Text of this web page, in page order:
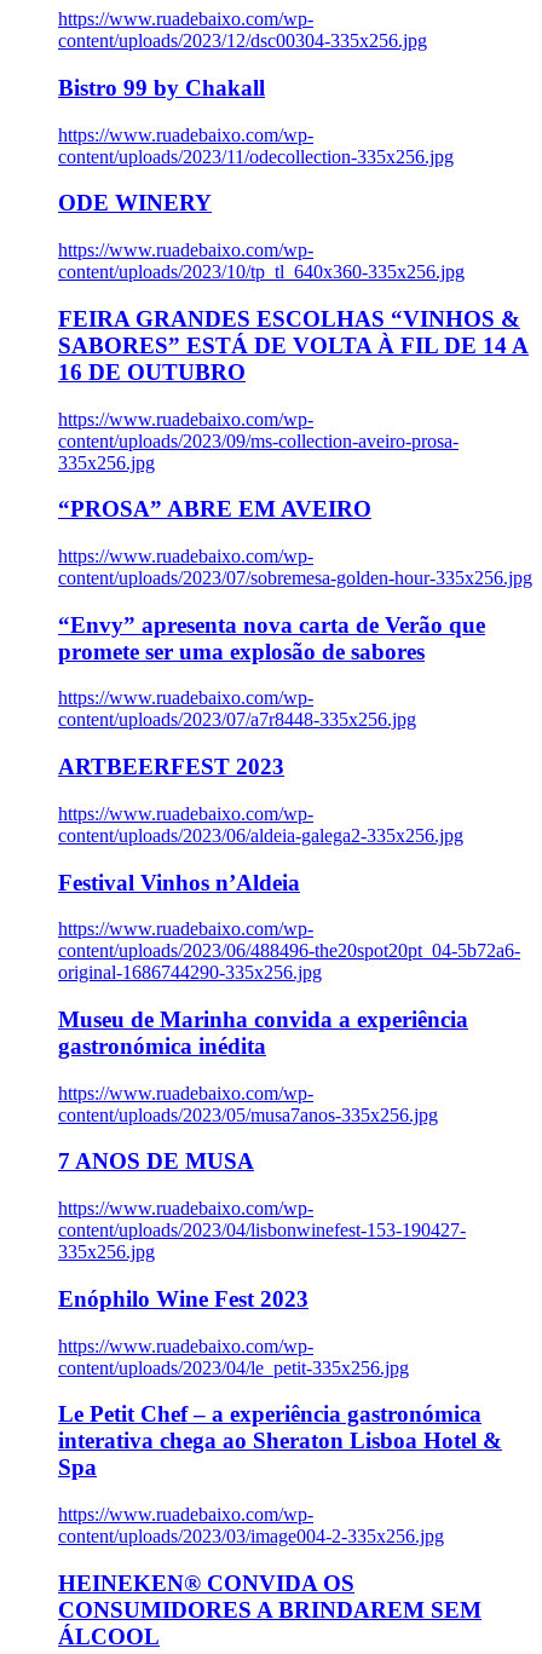
https://www.ruadebaixo.com/wp-
content/uploads/2023/12/dsc00304-335x256.jpg
Bistro 99 by Chakall
https://www.ruadebaixo.com/wp-
content/uploads/2023/11/odecollection-335x256.jpg
ODE WINERY
https://www.ruadebaixo.com/wp-
content/uploads/2023/10/tp_tl_640x360-335x256.jpg
FEIRA GRANDES ESCOLHAS “VINHOS &
SABORES” ESTÁ DE VOLTA À FIL DE 14 A
16 DE OUTUBRO
https://www.ruadebaixo.com/wp-
content/uploads/2023/09/ms-collection-aveiro-prosa-
335x256.jpg
“PROSA” ABRE EM AVEIRO
https://www.ruadebaixo.com/wp-
content/uploads/2023/07/sobremesa-golden-hour-335x256.jpg
“Envy” apresenta nova carta de Verão que
promete ser uma explosão de sabores
https://www.ruadebaixo.com/wp-
content/uploads/2023/07/a7r8448-335x256.jpg
ARTBEERFEST 2023
https://www.ruadebaixo.com/wp-
content/uploads/2023/06/aldeia-galega2-335x256.jpg
Festival Vinhos n’Aldeia
https://www.ruadebaixo.com/wp-
content/uploads/2023/06/488496-the20spot20pt_04-5b72a6-
original-1686744290-335x256.jpg
Museu de Marinha convida a experiência
gastronómica inédita
https://www.ruadebaixo.com/wp-
content/uploads/2023/05/musa7anos-335x256.jpg
7 ANOS DE MUSA
https://www.ruadebaixo.com/wp-
content/uploads/2023/04/lisbonwinefest-153-190427-
335x256.jpg
Enóphilo Wine Fest 2023
https://www.ruadebaixo.com/wp-
content/uploads/2023/04/le_petit-335x256.jpg
Le Petit Chef – a experiência gastronómica
interativa chega ao Sheraton Lisboa Hotel &
Spa
https://www.ruadebaixo.com/wp-
content/uploads/2023/03/image004-2-335x256.jpg
HEINEKEN® CONVIDA OS
CONSUMIDORES A BRINDAREM SEM
ÁLCOOL